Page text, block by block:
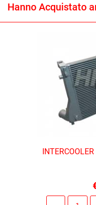
Hanno Acquistato